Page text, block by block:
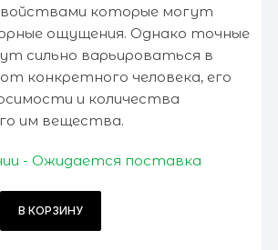
которые могут
ощущения. Однако точные
сильно варьироваться в
конкретного человека, его
и количества
им вещества.
- Ожидается поставка
В КОРЗИНУ